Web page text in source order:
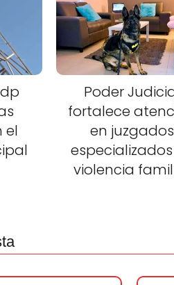
el
Poder
fortalece
en juzgados
violencia